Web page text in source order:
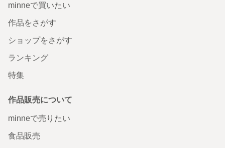
minneで買いたい
作品をさがす
ショップをさがす
ランキング
特集
作品販売について
minneで売りたい
食品販売